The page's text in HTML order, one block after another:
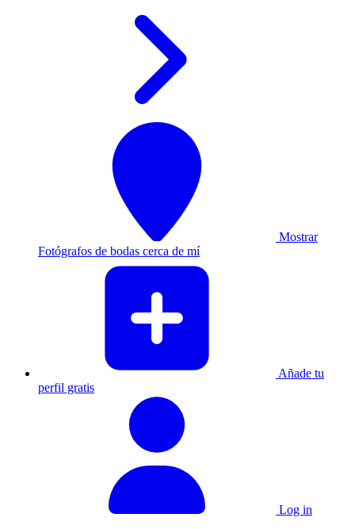
Mostrar
Fotógrafos de bodas cerca de mí
Añade tu
perfil gratis
Log in